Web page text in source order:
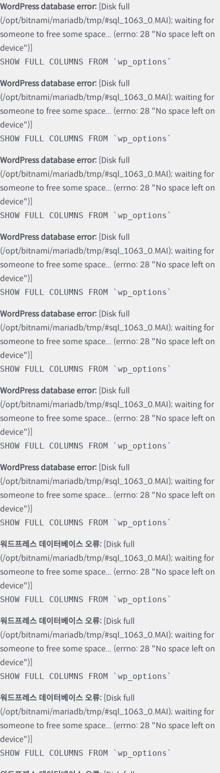
WordPress database error: [Disk full
(/opt/bitnami/mariadb/tmp/#sql_1063_0.MAI); waiting for
someone to free some space... (errno: 28 "No space left on
device")]
SHOW FULL COLUMNS FROM `wp_options`
WordPress database error: [Disk full
(/opt/bitnami/mariadb/tmp/#sql_1063_0.MAI); waiting for
someone to free some space... (errno: 28 "No space left on
device")]
SHOW FULL COLUMNS FROM `wp_options`
WordPress database error: [Disk full
(/opt/bitnami/mariadb/tmp/#sql_1063_0.MAI); waiting for
someone to free some space... (errno: 28 "No space left on
device")]
SHOW FULL COLUMNS FROM `wp_options`
WordPress database error: [Disk full
(/opt/bitnami/mariadb/tmp/#sql_1063_0.MAI); waiting for
someone to free some space... (errno: 28 "No space left on
device")]
SHOW FULL COLUMNS FROM `wp_options`
WordPress database error: [Disk full
(/opt/bitnami/mariadb/tmp/#sql_1063_0.MAI); waiting for
someone to free some space... (errno: 28 "No space left on
device")]
SHOW FULL COLUMNS FROM `wp_options`
WordPress database error: [Disk full
(/opt/bitnami/mariadb/tmp/#sql_1063_0.MAI); waiting for
someone to free some space... (errno: 28 "No space left on
device")]
SHOW FULL COLUMNS FROM `wp_options`
WordPress database error: [Disk full
(/opt/bitnami/mariadb/tmp/#sql_1063_0.MAI); waiting for
someone to free some space... (errno: 28 "No space left on
device")]
SHOW FULL COLUMNS FROM `wp_options`
워드프레스 데이터베이스 오류: [Disk full
(/opt/bitnami/mariadb/tmp/#sql_1063_0.MAI); waiting for
someone to free some space... (errno: 28 "No space left on
device")]
SHOW FULL COLUMNS FROM `wp_options`
워드프레스 데이터베이스 오류: [Disk full
(/opt/bitnami/mariadb/tmp/#sql_1063_0.MAI); waiting for
someone to free some space... (errno: 28 "No space left on
device")]
SHOW FULL COLUMNS FROM `wp_options`
워드프레스 데이터베이스 오류: [Disk full
(/opt/bitnami/mariadb/tmp/#sql_1063_0.MAI); waiting for
someone to free some space... (errno: 28 "No space left on
device")]
SHOW FULL COLUMNS FROM `wp_options`